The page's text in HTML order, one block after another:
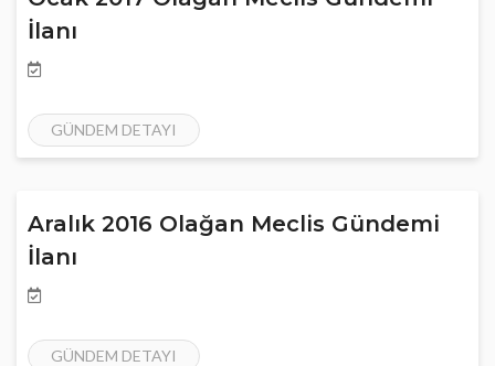
İlanı
GÜNDEM DETAYI
Aralık 2016 Olağan Meclis Gündemi
İlanı
GÜNDEM DETAYI